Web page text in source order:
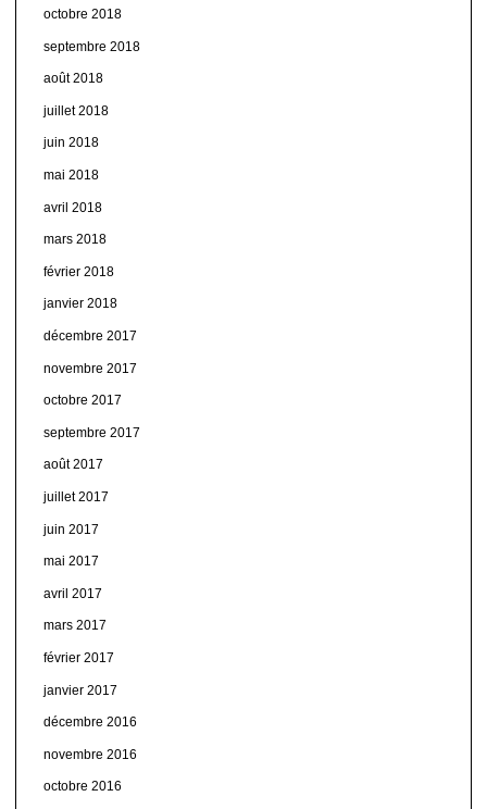
octobre 2018
septembre 2018
août 2018
juillet 2018
juin 2018
mai 2018
avril 2018
mars 2018
février 2018
janvier 2018
décembre 2017
novembre 2017
octobre 2017
septembre 2017
août 2017
juillet 2017
juin 2017
mai 2017
avril 2017
mars 2017
février 2017
janvier 2017
décembre 2016
novembre 2016
octobre 2016